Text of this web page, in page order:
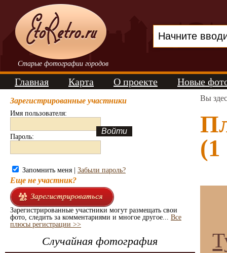
Старые фотографии городов
Главная Карта О проекте Новые
Зарегистрированные участники
Имя пользователя:
Пароль:
Запомнить меня | Забыли пароль?
Еще не участник?
Зарегистрированные участники могут размещать свои
фото, следить за комментариями и многое другое... Все
плюсы регистрации >>
Случайная фотография
Вы
(1